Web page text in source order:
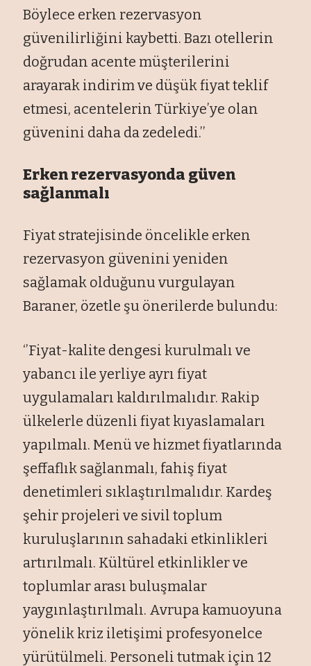
Böylece erken rezervasyon
güvenilirliğini kaybetti. Bazı otellerin
doğrudan acente müşterilerini
arayarak indirim ve düşük fiyat teklif
etmesi, acentelerin Türkiye’ye olan
güvenini daha da zedeledi.’’
Erken rezervasyonda güven
sağlanmalı
Fiyat stratejisinde öncelikle erken
rezervasyon güvenini yeniden
sağlamak olduğunu vurgulayan
Baraner, özetle şu önerilerde bulundu:
‘’Fiyat-kalite dengesi kurulmalı ve
yabancı ile yerliye ayrı fiyat
uygulamaları kaldırılmalıdır. Rakip
ülkelerle düzenli fiyat kıyaslamaları
yapılmalı. Menü ve hizmet fiyatlarında
şeffaflık sağlanmalı, fahiş fiyat
denetimleri sıklaştırılmalıdır. Kardeş
şehir projeleri ve sivil toplum
kuruluşlarının sahadaki etkinlikleri
artırılmalı. Kültürel etkinlikler ve
toplumlar arası buluşmalar
yaygınlaştırılmalı. Avrupa kamuoyuna
yönelik kriz iletişimi profesyonelce
yürütülmeli. Personeli tutmak için 12